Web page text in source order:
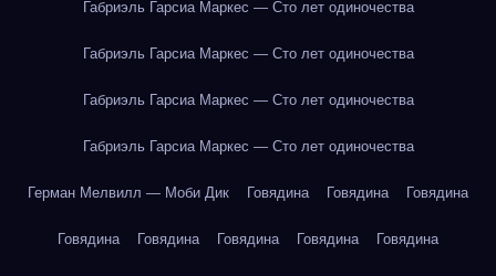
Габриэль Гарсиа Маркес — Сто лет одиночества
Габриэль Гарсиа Маркес — Сто лет одиночества
Габриэль Гарсиа Маркес — Сто лет одиночества
Габриэль Гарсиа Маркес — Сто лет одиночества
Герман Мелвилл — Моби Дик Говядина Говядина Говядина
Говядина Говядина Говядина Говядина Говядина